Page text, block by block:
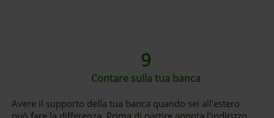
9
Contare sulla tua banca
Avere il supporto della tua banca quando sei all'estero
può fare la differenza. Prima di partire annota l’indirizzo